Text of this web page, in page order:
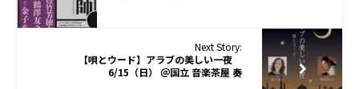
Next Story:
【唄とウード】アラブの美しい一夜
6/15（日） ＠国立 音楽茶屋 奏